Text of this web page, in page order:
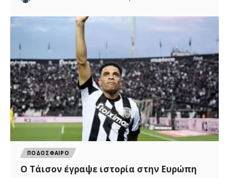
ΠΟΔΟΣΦΑΙΡΟ
Ο Τάισον έγραψε ιστορία στην Ευρώπη